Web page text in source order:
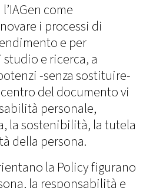
come
i processi di
e per
e ricerca, a
-senza sostituire-
del documento vi
personale,
la sostenibilità, la tutela
della persona.
la Policy figurano
la responsabilità e